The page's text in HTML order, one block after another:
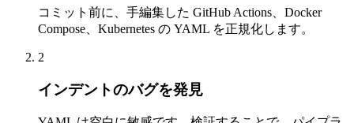
コミット前に、手編集した GitHub Actions、Docker
Compose、Kubernetes の YAML を正規化します。
2
インデントのバグを発見